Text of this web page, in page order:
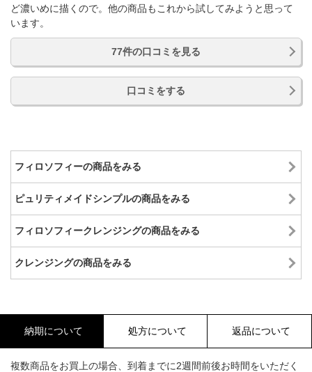
ど濃いめに描くので。他の商品もこれから試してみようと思って
います。
77件の口コミを見る
口コミをする
フィロソフィーの商品をみる
ピュリティメイドシンプルの商品をみる
フィロソフィークレンジングの商品をみる
クレンジングの商品をみる
納期について 処方について 返品について
複数商品をお買上の場合、到着までに2週間前後お時間をいただく